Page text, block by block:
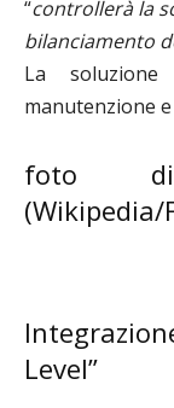
“controllerà la
bilanciamento
La
manutenzione
foto
(Wikipedia/
Level”